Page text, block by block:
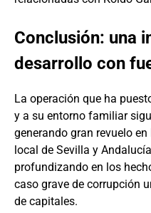
Conclusión: una
desarrollo con
La operación que ha
y a su entorno familiar
generando gran revuelo
local de Sevilla y
profundizando en los
caso grave de corrupción
de capitales.